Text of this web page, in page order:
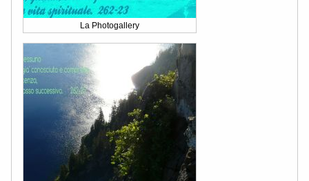
La Photogallery